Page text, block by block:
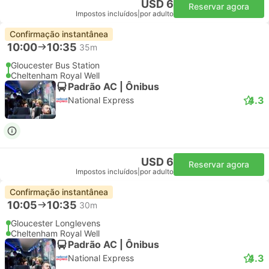
USD 6
Impostos incluídos por adulto
Reservar agora
Confirmação instantânea
10:00 10:35 35m
Gloucester Bus Station
Cheltenham Royal Well
Padrão AC | Ônibus
National Express 4.3
USD 6
Impostos incluídos por adulto
Reservar agora
Confirmação instantânea
10:05 10:35 30m
Gloucester Longlevens
Cheltenham Royal Well
Padrão AC | Ônibus
National Express 4.3